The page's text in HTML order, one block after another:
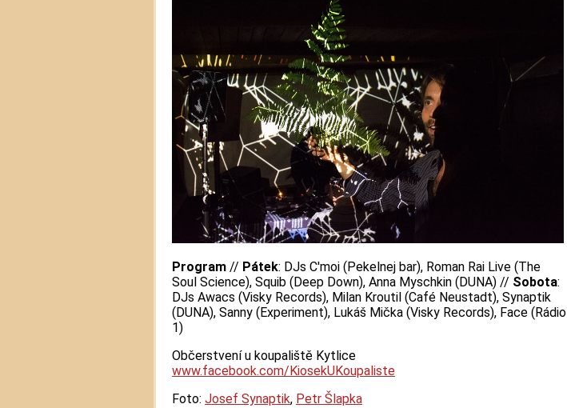
Program // Pátek: DJs C'moi (Pekelnej bar), Roman Rai Live (The
Soul Science), Squib (Deep Down), Anna Myschkin (DUNA) // Sobota:
DJs Awacs (Visky Records), Milan Kroutil (Café Neustadt), Synaptik
(DUNA), Sanny (Experiment), Lukáš Mička (Visky Records), Face (Rádio
1)
Občerstvení u koupaliště Kytlice
www.facebook.com/KiosekUKoupaliste
Foto: Josef Synaptik, Petr Šlapka